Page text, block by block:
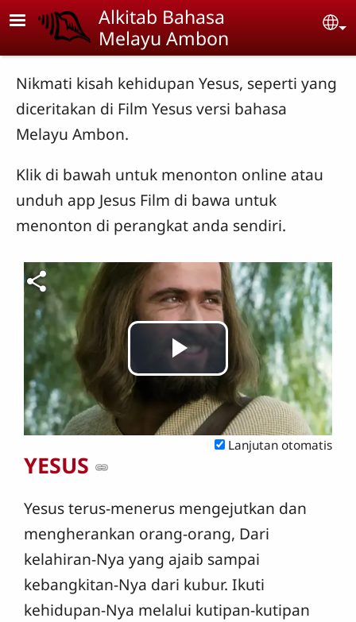
Skip to main contentAlkitab Bahasa
Melayu Ambon
Nikmati kisah kehidupan Yesus, seperti yang
diceritakan di Film Yesus versi bahasa
Melayu Ambon.
Klik di bawah untuk menonton online atau
unduh app Jesus Film di bawa untuk
menonton di perangkat anda sendiri.
Putar
VideoLanjutan otomatis
YESUS
Yesus terus-menerus mengejutkan dan
mengherankan orang-orang, Dari
kelahiran-Nya yang ajaib sampai
kebangkitan-Nya dari kubur. Ikuti
kehidupan-Nya melalui kutipan-kutipan